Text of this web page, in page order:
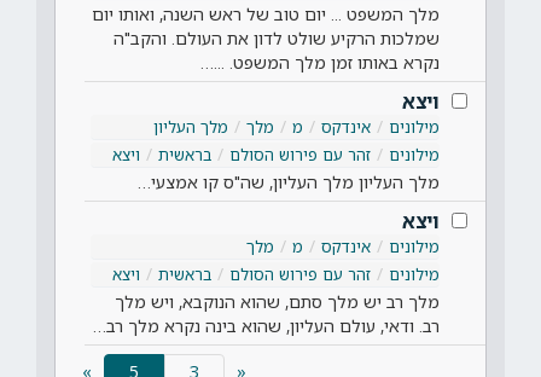
מלך המשפט ... יום טוב של ראש השנה, ואותו יום
שמלכות הרקיע שולט לדון את העולם. והקב"ה
נקרא באותו זמן מלך המשפט. ...…
ויצא
מילונים אינדקס מ מלך
מלך העליון
מילונים
זהר עם פירוש הסולם בראשית ויצא
מלך העליון מלך העליון, שה"ס קו אמצעי…
ויצא
מילונים אינדקס מ
מלך
מילונים
זהר עם פירוש הסולם בראשית ויצא
מלך רב יש מלך סתם, שהוא הנוקבא, ויש מלך
רב. ודאי, עולם העליון, שהוא בינה נקרא מלך רב…
«
5
»